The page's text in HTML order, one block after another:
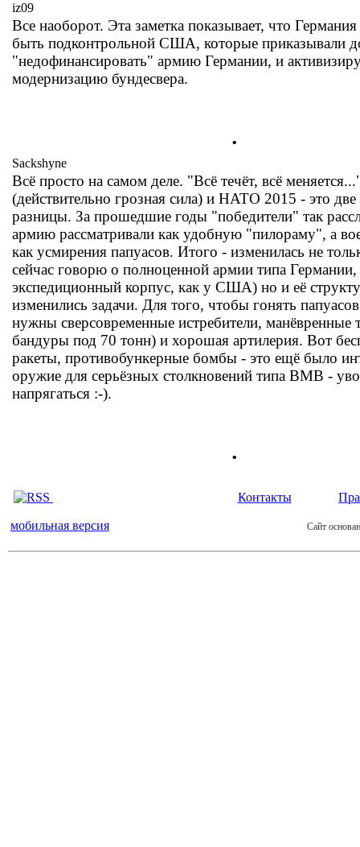
iz09
Все наоборот. Эта заметка показывает, что
быть подконтрольной США, которые приказывали
"недофинансировать" армию Германии, и
модернизацию бундесвера.
.
Sackshyne
Всё просто на самом деле. "Всё течёт, всё
(действительно грозная сила) и НАТО 2015 - это
разницы. За прошедшие годы "победители" так
армию рассматривали как удобную "пилораму", а
как усмирения папуасов. Итого - изменилась не
сейчас говорю о полноценной армии типа Германии,
экспедиционный корпус, как у США) но и её
изменились задачи. Для того, чтобы гонять
нужны сверсовременные истребители, манёвренные
бандуры под 70 тонн) и хорошая артилерия. Вот
ракеты, противобункерные бомбы - это ещё было
оружие для серьёзных столкновений типа ВМВ -
напрягаться :-).
.
Контакты
мобильная версия Сайт